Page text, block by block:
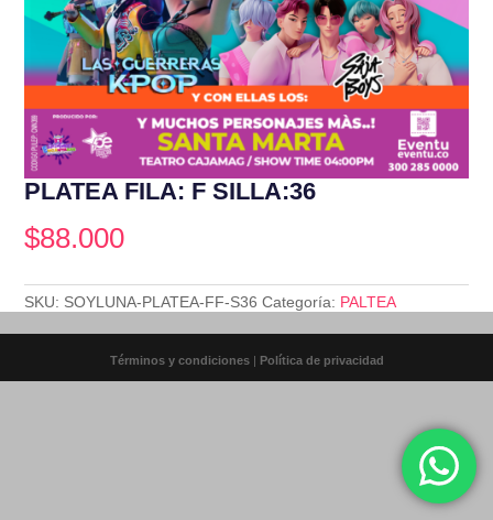
PLATEA FILA: F SILLA:36
$88.000
SKU: SOYLUNA-PLATEA-FF-S36 Categoría: PALTEA
Términos y condiciones | Política de privacidad